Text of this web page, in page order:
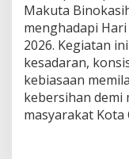
Makuta
menghadapi
2026. Kegiatan
kesadaran,
kebiasaan
kebersihan
masyarakat Kota